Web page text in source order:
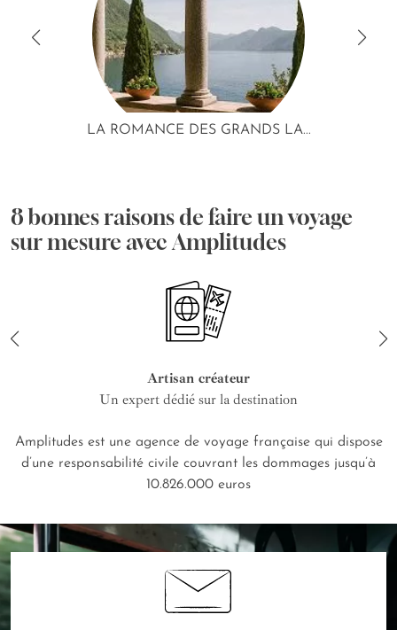
LA ROMANCE DES GRANDS LA...
8 bonnes raisons de faire un voyage
sur mesure avec Amplitudes
Artisan créateur
Un expert dédié sur la destination
Amplitudes est une agence de voyage française qui dispose
d’une responsabilité civile couvrant les dommages jusqu’à
10.826.000 euros